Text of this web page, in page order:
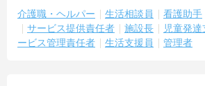
介護職・ヘルパー 生活相談員 看護助手
サービス提供責任者
施設長 児童発
ービス管理責任者
生活支援員 管理者